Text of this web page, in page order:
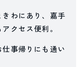
わにあり、嘉手
クセス便利。
事帰りにも通い